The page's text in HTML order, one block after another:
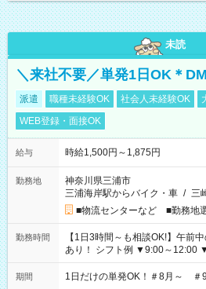
未読
＼来社不要／単発1日OK＊
派遣 職種未経験OK 社会人未経験OK
WEB登録・面接OK
給与 時給1,500円～1,875円
勤務地
神奈川県三浦市
三浦海岸駅からバイク・車 / 三
■物流センターなど ■勤務地
勤務時間
【1日3時間～も相談OK!】午前
あり！ シフト例 ▼9:00～12:00
▼18:00～21:00
期間 1日だけの単発OK！＃8月～ ＃